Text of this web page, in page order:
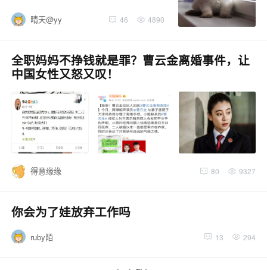
晴天@yy 46 4890
全职妈妈不挣钱就是罪？曹云金离婚事件，让
中国女性又怒又叹！
得意缘缘 80 9327
你会为了娃放弃工作吗
ruby陌 13 294